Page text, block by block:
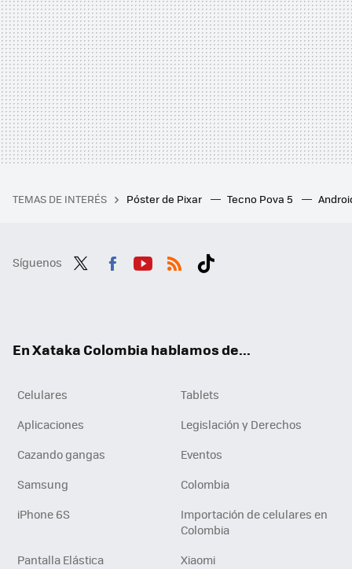
TEMAS DE INTERÉS Póster de Pixar Tecno Pova 5
Síguenos
En Xataka Colombia hablamos de...
Celulares
Tablets
Aplicaciones
Legislación y Derechos
Cazando gangas
Eventos
Samsung
Colombia
iPhone 6S
Importación de celulares en
Colombia
Pantalla Elástica
Xiaomi